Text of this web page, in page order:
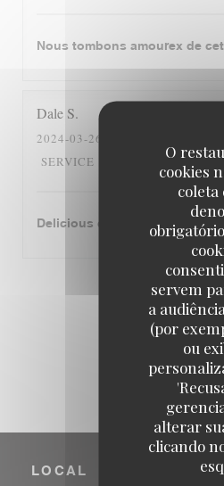
O
cookies
coleta
servem
a
(por
ou
alterar
clicando
Nous tombons amourex de
Dale S
2024-03-26
SERVICE
AMBIENCE: 5/5
Delicious cassoulet!
1
LOCAL